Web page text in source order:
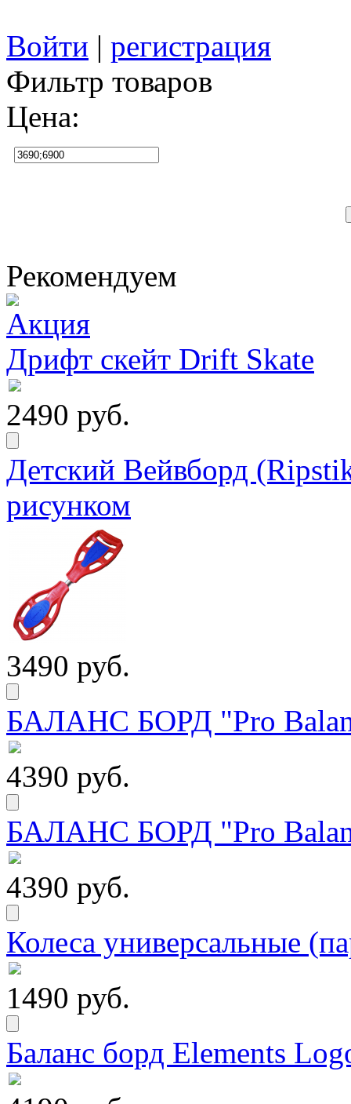
Войти | регистрация
Фильтр товаров
Цена:
Рекомендуем
Дрифт скейт Drift Skate
2490 руб.
Детский Вейвборд
рисунком
3490 руб.
БАЛАНС БОРД "Pro
4390 руб.
БАЛАНС БОРД "Pro
4390 руб.
Колеса универсальные
1490 руб.
Баланс борд Elements